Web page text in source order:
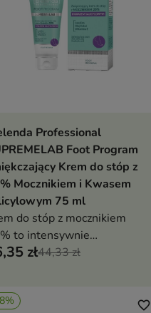
Dodaj do koszyka
Professional
Foot Program
Krem do stóp z
Mocznikiem i Kwasem
75 ml
do stóp z mocznikiem
to intensywnie
krem, który
zł44,33 zł
favorite_border